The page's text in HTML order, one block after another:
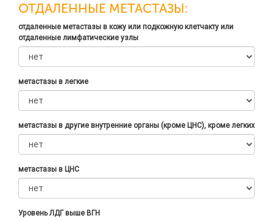
ОТДАЛЕННЫЕ МЕТАСТАЗЫ:
отдаленные метастазы в кожу или подкожную клетчакту или
отдаленные лимфатические узлы
метастазы в легкие
метастазы в другие внутренние органы (кроме ЦНС), кроме легких
метастазы в ЦНС
Уровень ЛДГ выше ВГН